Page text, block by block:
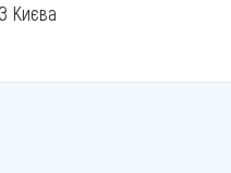
З Києва